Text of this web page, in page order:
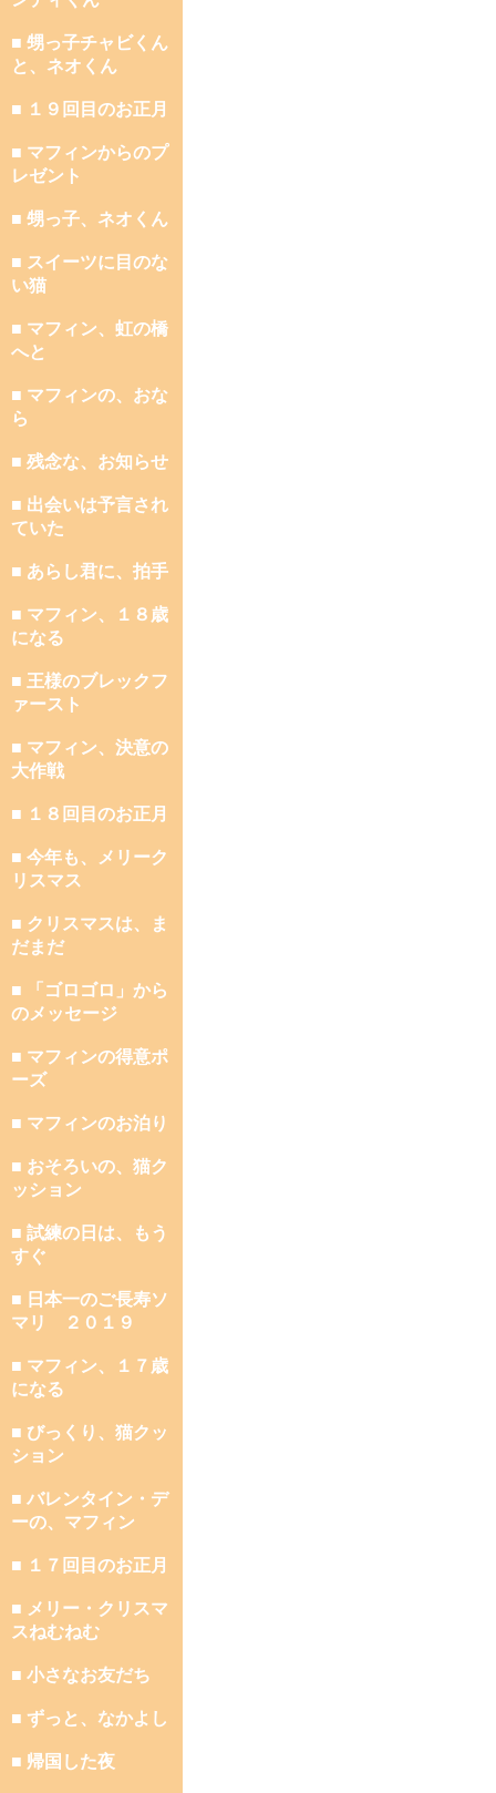
■ 甥っ子チャビくん
と、ネオくん
■ １９回目のお正月
■ マフィンからのプ
レゼント
■ 甥っ子、ネオくん
■ スイーツに目のな
い猫
■ マフィン、虹の橋
へと
■ マフィンの、おな
ら
■ 残念な、お知らせ
■ 出会いは予言され
ていた
■ あらし君に、拍手
■ マフィン、１８歳
になる
■ 王様のブレックフ
ァースト
■ マフィン、決意の
大作戦
■ １８回目のお正月
■ 今年も、メリーク
リスマス
■ クリスマスは、ま
だまだ
■ 「ゴロゴロ」から
のメッセージ
■ マフィンの得意ポ
ーズ
■ マフィンのお泊り
■ おそろいの、猫ク
ッション
■ 試練の日は、もう
すぐ
■ 日本一のご長寿ソ
マリ ２０１９
■ マフィン、１７歳
になる
■ びっくり、猫クッ
ション
■ バレンタイン・デ
ーの、マフィン
■ １７回目のお正月
■ メリー・クリスマ
スねむねむ
■ 小さなお友だち
■ ずっと、なかよし
■ 帰国した夜